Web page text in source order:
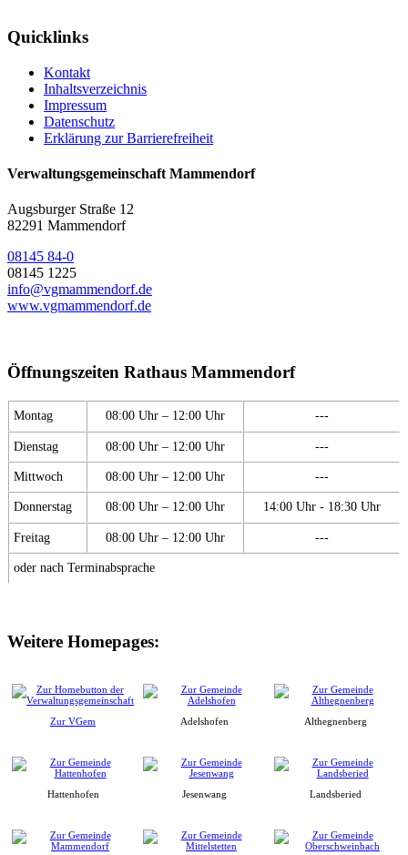
Quicklinks
Kontakt
Inhaltsverzeichnis
Impressum
Datenschutz
Erklärung zur Barrierefreiheit
Verwaltungsgemeinschaft Mammendorf
Augsburger Straße 12
82291 Mammendorf
08145 84-0
08145 1225
info@vgmammendorf.de
www.vgmammendorf.de
Öffnungszeiten Rathaus Mammendorf
Montag 08:00 Uhr – 12:00 Uhr ---
Dienstag 08:00 Uhr – 12:00 Uhr ---
Mittwoch 08:00 Uhr – 12:00 Uhr ---
Donnerstag 08:00 Uhr – 12:00 Uhr 14:00 Uhr - 18:30 Uhr
Freitag 08:00 Uhr – 12:00 Uhr ---
oder nach Terminabsprache
Weitere Homepages:
Zur VGem Adelshofen Althegnenberg
Hattenhofen Jesenwang Landsberied